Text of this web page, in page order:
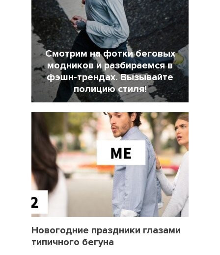
Смотрим на фотки беговых
модников и разбираемся в
фэшн-трендах. Вызывайте
полицию стиля!
Новогодние праздники глазами
типичного бегуна